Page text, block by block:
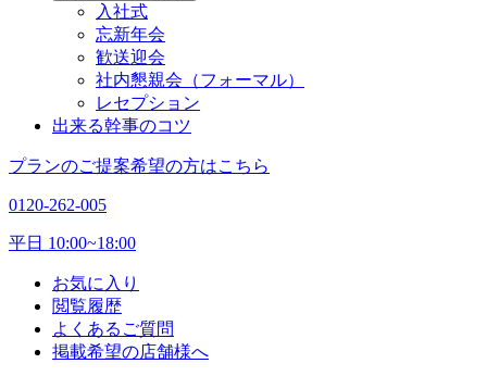
入社式
忘新年会
歓送迎会
社内懇親会（フォーマル）
レセプション
出来る幹事のコツ
プランのご提案希望の方はこちら
0120-262-005
平日 10:00~18:00
お気に入り
閲覧履歴
よくあるご質問
掲載希望の店舗様へ